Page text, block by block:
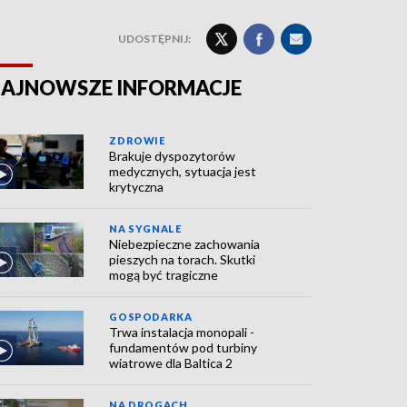
UDOSTĘPNIJ:
INFORMACJE
ZDROWIE
Brakuje dyspozytorów
medycznych, sytuacja jest
krytyczna
NA SYGNALE
Niebezpieczne zachowania
pieszych na torach. Skutki
mogą być tragiczne
GOSPODARKA
Trwa instalacja monopali -
fundamentów pod turbiny
wiatrowe dla Baltica 2